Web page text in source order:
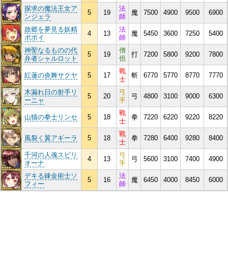
探求の魔法王女ア
ンジェラ
5 19
法
師
魔 7500 4900 9500 6900
故郷を夢見る妖精
ポポイ
4 13
法
師
魔 5450 3600 7250 5400
神聖なるものの代
弁者シャルロット
5 19
僧
侶
打 7200 5800 9200 7800
紅蓮の炎舞サクヤ 5 17
戰
士
斬 6770 5770 8770 7770
木漏れ日の射手リ
ーニャ
5 20
弓
手
弓 4800 3100 9000 6300
山猫の拳士リンセ 5 18
戰
士
拳 7220 6220 9220 8220
風裂く翼アギーラ 5 18
戰
士
拳 7280 6400 9280 8400
千河の人魂スピリ
オーナ
4 13
弓
手
弓 5600 3100 7400 4900
デキる錬金術士ソ
フィー
5 16
法
師
魔 6450 4000 8450 6000